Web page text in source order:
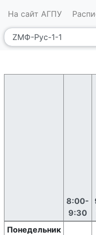
На сайт АГПУ
8:00-
9:30
Понедельник